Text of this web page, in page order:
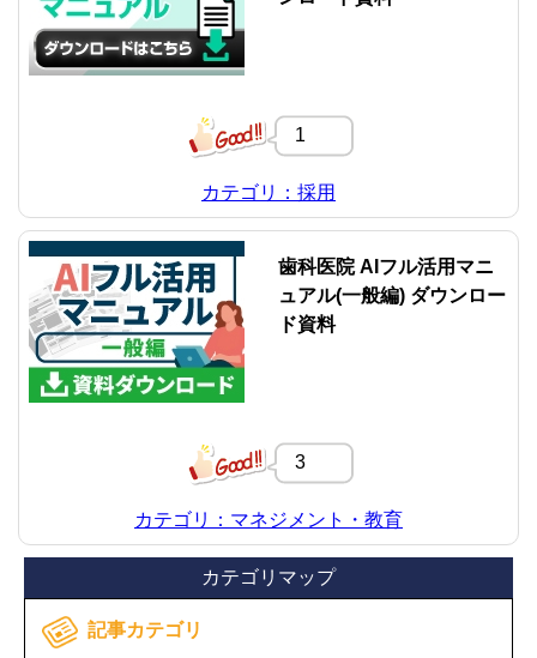
1
カテゴリ：採用
歯科医院 AIフル活用マニ
ュアル(一般編) ダウンロー
ド資料
3
カテゴリ：マネジメント・教育
カテゴリマップ
記事カテゴリ